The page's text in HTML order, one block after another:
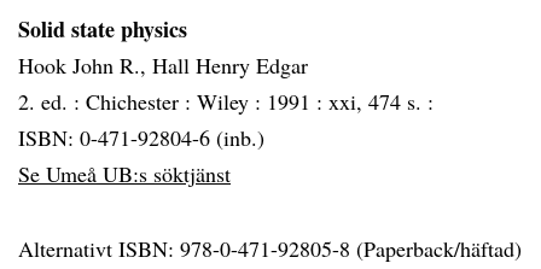
Solid state physics
Hook John R., Hall Henry Edgar
2. ed. : Chichester : Wiley : 1991 : xxi, 474 s. :
ISBN: 0-471-92804-6 (inb.)
Se Umeå UB:s söktjänst
Alternativt ISBN: 978-0-471-92805-8 (Paperback/häftad)